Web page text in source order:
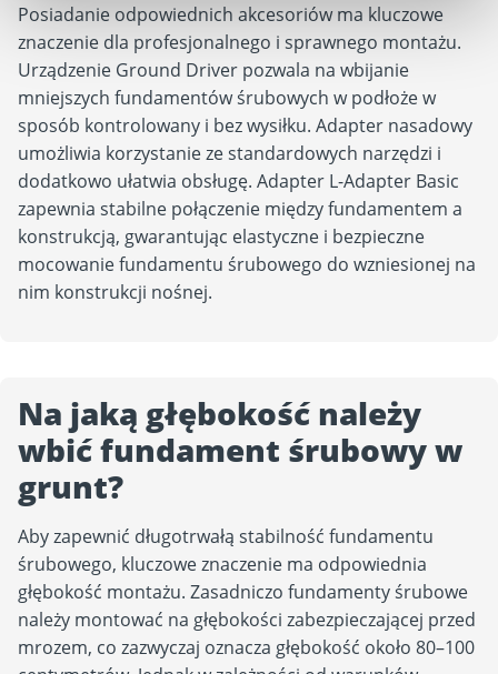
Posiadanie odpowiednich akcesoriów ma kluczowe
znaczenie dla profesjonalnego i sprawnego montażu.
Urządzenie Ground Driver pozwala na wbijanie
mniejszych fundamentów śrubowych w podłoże w
sposób kontrolowany i bez wysiłku. Adapter nasadowy
umożliwia korzystanie ze standardowych narzędzi i
dodatkowo ułatwia obsługę. Adapter L-Adapter Basic
zapewnia stabilne połączenie między fundamentem a
konstrukcją, gwarantując elastyczne i bezpieczne
mocowanie fundamentu śrubowego do wzniesionej na
nim konstrukcji nośnej.
Na jaką głębokość należy
wbić fundament śrubowy w
grunt?
Aby zapewnić długotrwałą stabilność fundamentu
śrubowego, kluczowe znaczenie ma odpowiednia
głębokość montażu. Zasadniczo fundamenty śrubowe
należy montować na głębokości zabezpieczającej przed
mrozem, co zazwyczaj oznacza głębokość około 80–100